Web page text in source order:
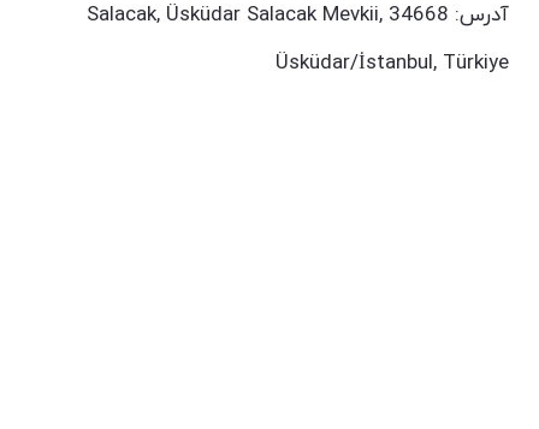
آدرس: Salacak, Üsküdar Salacak Mevkii, 34668
Üsküdar/İstanbul, Türkiye